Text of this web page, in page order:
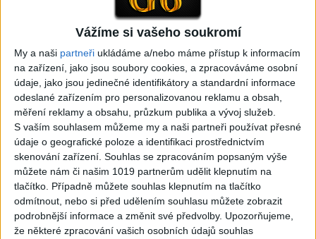
Vážíme si vašeho soukromí
My a naši partneři ukládáme a/nebo máme přístup k informacím
na zařízení, jako jsou soubory cookies, a zpracováváme osobní
údaje, jako jsou jedinečné identifikátory a standardní informace
odeslané zařízením pro personalizovanou reklamu a obsah,
měření reklamy a obsahu, průzkum publika a vývoj služeb.
S vaším souhlasem můžeme my a naši partneři používat přesné
údaje o geografické poloze a identifikaci prostřednictvím
skenování zařízení. Souhlas se zpracováním popsaným výše
můžete nám či našim 1019 partnerům udělit klepnutím na
tlačítko. Případně můžete souhlas klepnutím na tlačítko
odmítnout, nebo si před udělením souhlasu můžete zobrazit
podrobnější informace a změnit své předvolby. Upozorňujeme,
že některé zpracování vašich osobních údajů souhlas
Gipsy - Romské písničky
0views
Gipsy - Romské písničky
Fronex Band – Devla (
OFFICIAL VIDEO )
0views
Gipsy - Romské písničky
AGRIM BAND – Prezencia (
COVER )
0views
Gipsy - Romské písničky